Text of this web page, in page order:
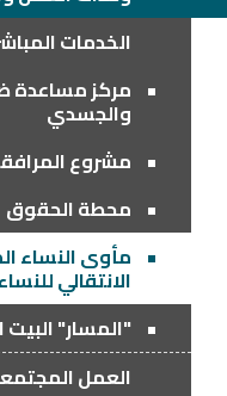
الخدمات
مركز مساعدة
والجسدي
مشروع
محطة الحقوق
مأوى النساء
الانتقالي
"المسار" البيت
العمل